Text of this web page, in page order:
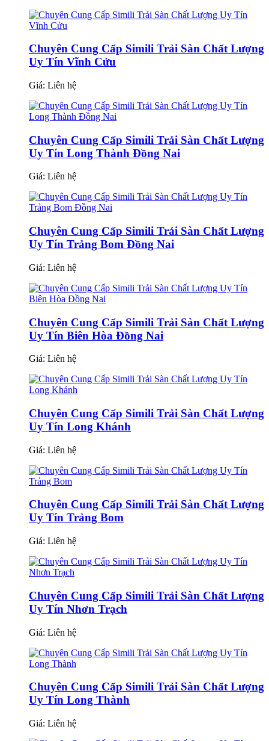
Chuyên Cung Cấp Simili Trải Sàn Chất Lượng
Uy Tín Vĩnh Cửu
Giá: Liên hệ
Chuyên Cung Cấp Simili Trải Sàn Chất Lượng
Uy Tín Long Thành Đồng Nai
Giá: Liên hệ
Chuyên Cung Cấp Simili Trải Sàn Chất Lượng
Uy Tín Trảng Bom Đồng Nai
Giá: Liên hệ
Chuyên Cung Cấp Simili Trải Sàn Chất Lượng
Uy Tín Biên Hòa Đồng Nai
Giá: Liên hệ
Chuyên Cung Cấp Simili Trải Sàn Chất Lượng
Uy Tín Long Khánh
Giá: Liên hệ
Chuyên Cung Cấp Simili Trải Sàn Chất Lượng
Uy Tín Trảng Bom
Giá: Liên hệ
Chuyên Cung Cấp Simili Trải Sàn Chất Lượng
Uy Tín Nhơn Trạch
Giá: Liên hệ
Chuyên Cung Cấp Simili Trải Sàn Chất Lượng
Uy Tín Long Thành
Giá: Liên hệ